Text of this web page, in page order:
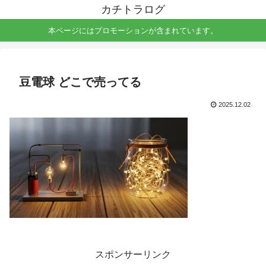
カチトラログ
本ページにはプロモーションが含まれています。
豆電球 どこで売ってる
2025.12.02
スポンサーリンク